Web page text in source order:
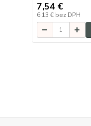
7,54 €
6,13 € bez DPH